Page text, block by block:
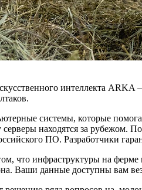
интеллекта ARKA
системы, которые
находятся за рубежом.
ПО. Разработчики
что инфраструктуры на
Ваши данные доступны вам